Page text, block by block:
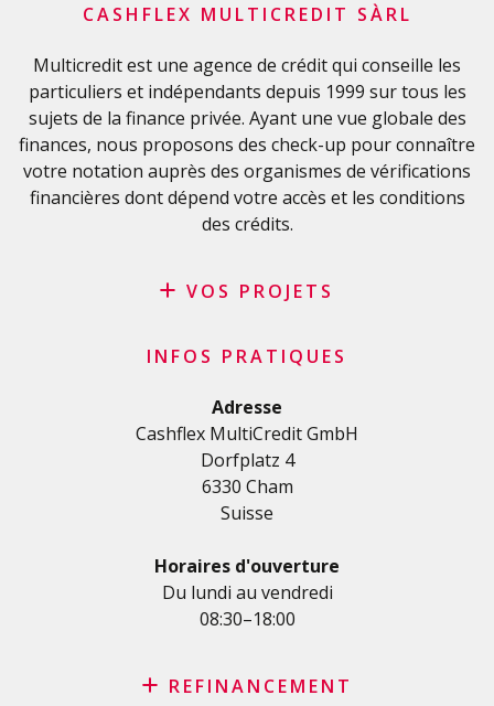
Glossaire financier
FAQ
Liste de contrôle importante
Conditions générales
Politique de confidentialité
CASHFLEX MULTICREDIT SÀRL
Multicredit est une agence de crédit qui conseille les
particuliers et indépendants depuis 1999 sur tous les
sujets de la finance privée. Ayant une vue globale des
finances, nous proposons des check-up pour connaître
votre notation auprès des organismes de vérifications
financières dont dépend votre accès et les conditions
des crédits.
VOS PROJETS
Crédit personnel en Suisse
Crédit rénovation
Crédit véhicule
Crédit de formation
Crédit médical
Crédits divers
Crédit personnel pour les indépendants
Crédit PME
Carte de crédit
INFOS PRATIQUES
Adresse
Cashflex MultiCredit GmbH
Dorfplatz 4
6330 Cham
Suisse
Horaires d'ouverture
Du lundi au vendredi
08:30–18:00
REFINANCEMENT